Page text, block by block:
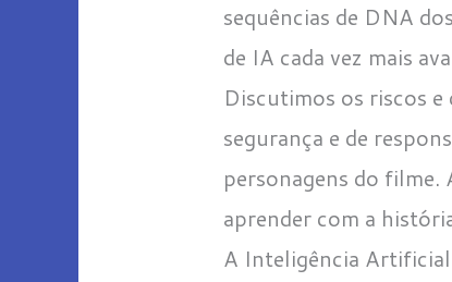
sequências de DNA
de IA cada vez mais
Discutimos os riscos
segurança e de
personagens do
aprender com a
A Inteligência Artificial